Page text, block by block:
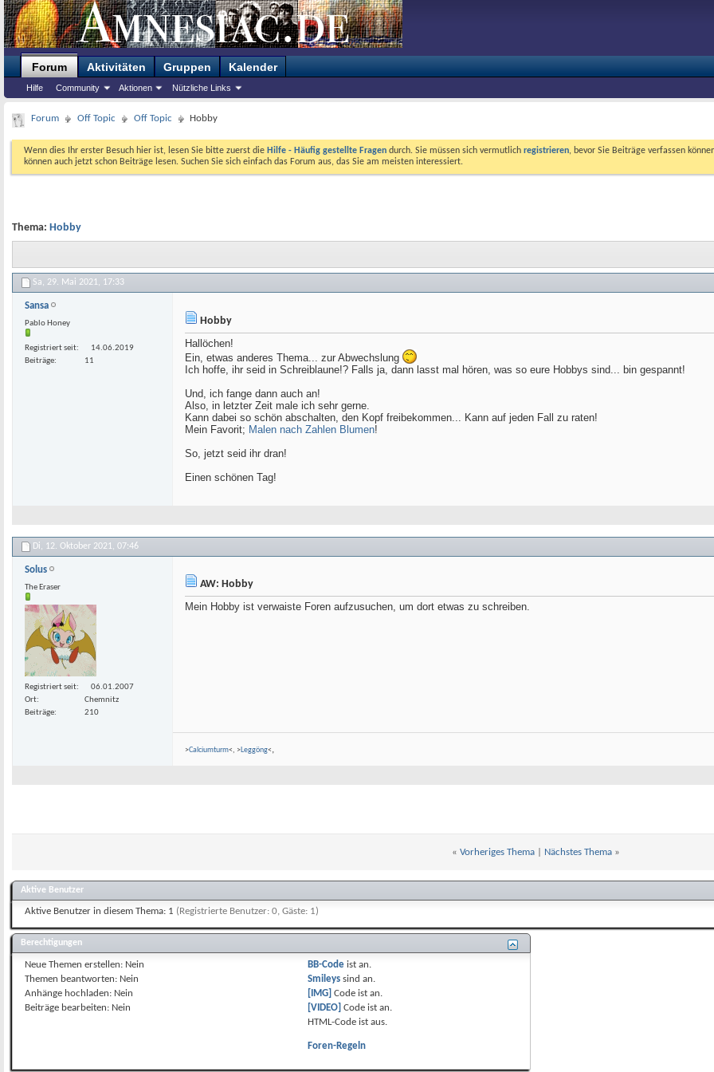
Forum
Hilfe Community Aktionen Nützliche Links
Aktivitäten Gruppen Kalender
Forum Off Topic Off Topic Hobby
Wenn dies Ihr erster Besuch hier ist, lesen Sie bitte zuerst die Hilfe - Häufig gestellte Fragen durch. Sie müssen sich vermutlich registrieren, bevor Sie Beiträge verfassen
können auch jetzt schon Beiträge lesen. Suchen Sie sich einfach das Forum aus, das Sie am meisten interessiert.
Thema: Hobby
Sa, 29. Mai 2021, 17:33
Sansa
Pablo Honey
Registriert seit
14.06.2019
Beiträge
11
Hobby
Hallöchen!
Ein, etwas anderes Thema... zur Abwechslung
Ich hoffe, ihr seid in Schreiblaune!? Falls ja, dann lasst mal hören, was so eure Hobbys sind... bin gespannt!
Und, ich fange dann auch an!
Also, in letzter Zeit male ich sehr gerne.
Kann dabei so schön abschalten, den Kopf freibekommen... Kann auf jeden Fall zu raten!
Mein Favorit; Malen nach Zahlen Blumen!
So, jetzt seid ihr dran!
Einen schönen Tag!
Di, 12. Oktober 2021, 07:46
Solus
The Eraser
Registriert seit
06.01.2007
Ort
Chemnitz
Beiträge
210
AW: Hobby
Mein Hobby ist verwaiste Foren aufzusuchen, um dort etwas zu schreiben.
>Calciumturm<, >Leggöng<,
« Vorheriges Thema| Nächstes Thema »
Aktive Benutzer
Aktive Benutzer in diesem Thema: 1 (Registrierte Benutzer: 0, Gäste: 1)
Berechtigungen
Neue Themen erstellen: Nein
Themen beantworten: Nein
Anhänge hochladen: Nein
Beiträge bearbeiten: Nein
BB-Code istan.
Smileys sindan.
[IMG] Code istan.
[VIDEO] Code istan.
HTML-Code istaus.
Foren-Regeln